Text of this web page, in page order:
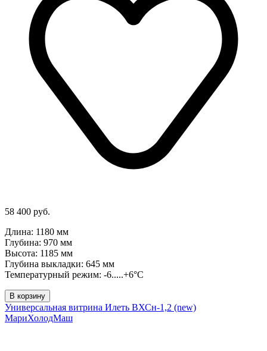
58 400 руб.
Длина: 1180 мм
Глубина: 970 мм
Высота: 1185 мм
Глубина выкладки: 645 мм
Температурный режим: -6.....+6°C
В корзину
Универсальная витрина Илеть ВХСн-1,2 (new)
МариХолодМаш